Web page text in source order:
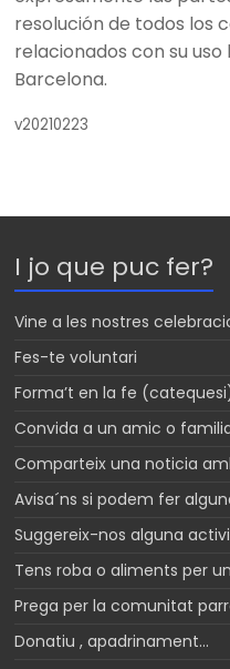
resolución de todos los
relacionados con su uso
Barcelona.
v20210223
I jo que puc fer?
Vine a les nostres
Fes-te voluntari
Forma’t en la fe
Convida a un amic o
Comparteix una noticia
Avisa´ns si podem fer
Suggereix-nos alguna
Tens roba o aliments per
Prega per la comunitat
Donatiu , apadrinament…